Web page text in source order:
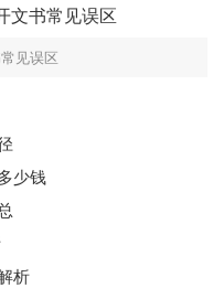
文书常见误区
见误区
少钱
析